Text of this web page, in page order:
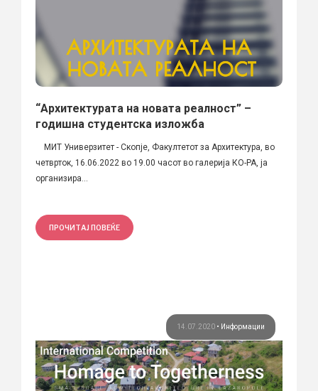
“Архитектурата на новата реалност” –
годишна студентска изложба
МИТ Универзитет - Скопје, Факултетот за Архитектура, во
четврток, 16.06.2022 во 19.00 часот во галерија КО-РА, ја
организира...
ПРОЧИТАЈ ПОВЕЌЕ
14.07.2020 • Информации